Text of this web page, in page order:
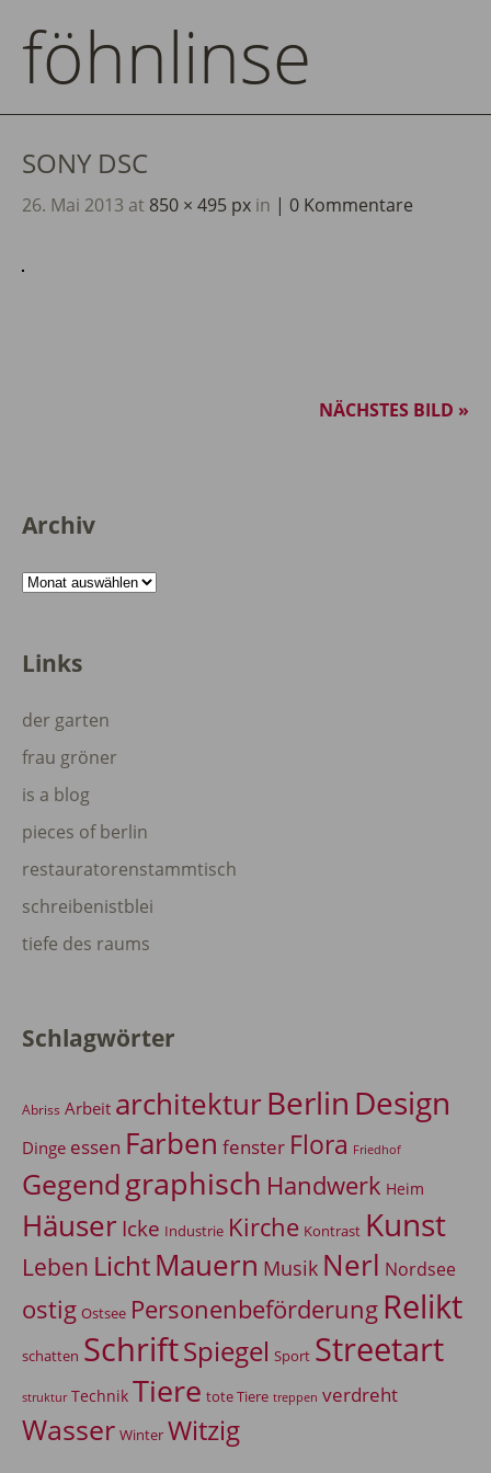
föhnlinse
SONY DSC
26. Mai 2013 at 850 × 495 px in 0 Kommentare
NÄCHSTES BILD »
Archiv
Archiv
Links
der garten
frau gröner
is a blog
pieces of berlin
restauratorenstammtisch
schreibenistblei
tiefe des raums
Schlagwörter
Abriss Arbeit architekturBerlin Design
Dinge essen Farben fenster Flora Friedhof
Gegendgraphisch Handwerk Heim
Häuser Icke Industrie Kirche Kontrast Kunst
Leben LichtMauern Musik Nerl Nordsee
ostig Ostsee Personenbeförderung Relikt
schatten SchriftSpiegel Sport Streetart
struktur Technik Tiere tote Tiere treppen verdreht
Wasser Winter Witzig